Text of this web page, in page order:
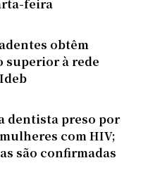
feira
obtêm
superior à rede
dentista preso por
com HIV;
são confirmadas